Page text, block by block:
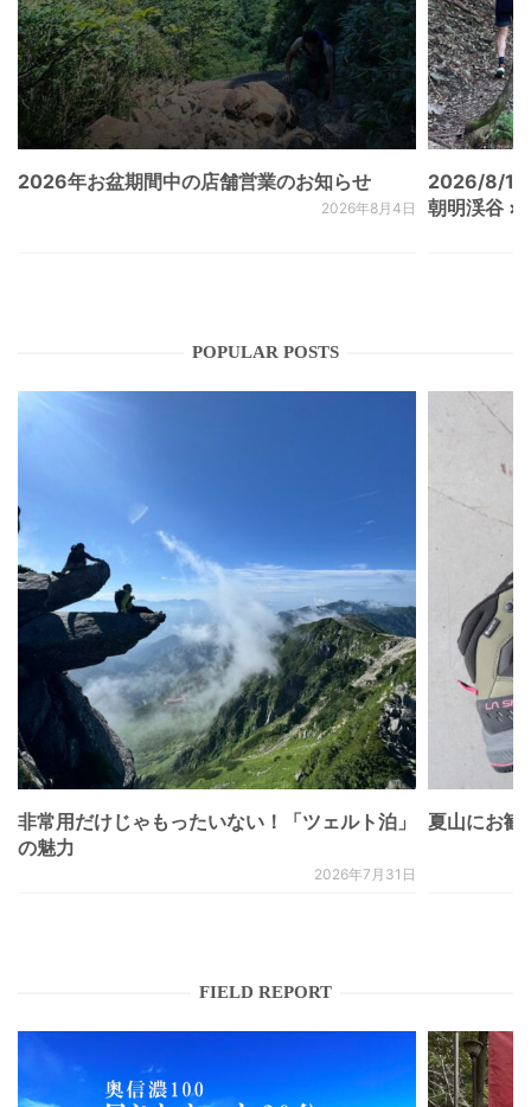
2026年お盆期間中の店舗営業のお知らせ
2026年8月4日
2026/8/
朝明渓谷 ×
POPULAR POSTS
非常用だけじゃもったいない！「ツェルト泊」
の魅力
2026年7月31日
夏山にお
FIELD REPORT